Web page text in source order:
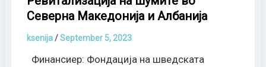
Северна Македонија и Албанија
ksenija/September 5, 2023
Финансиер: Фондација на шведската